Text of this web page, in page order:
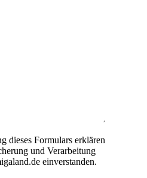
dieses Formulars erklären
und Verarbeitung
einverstanden.